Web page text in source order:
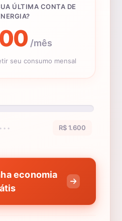
ÚLTIMA CONTA DE
/mês
seu consumo mensal
••• R$ 1.600
economia